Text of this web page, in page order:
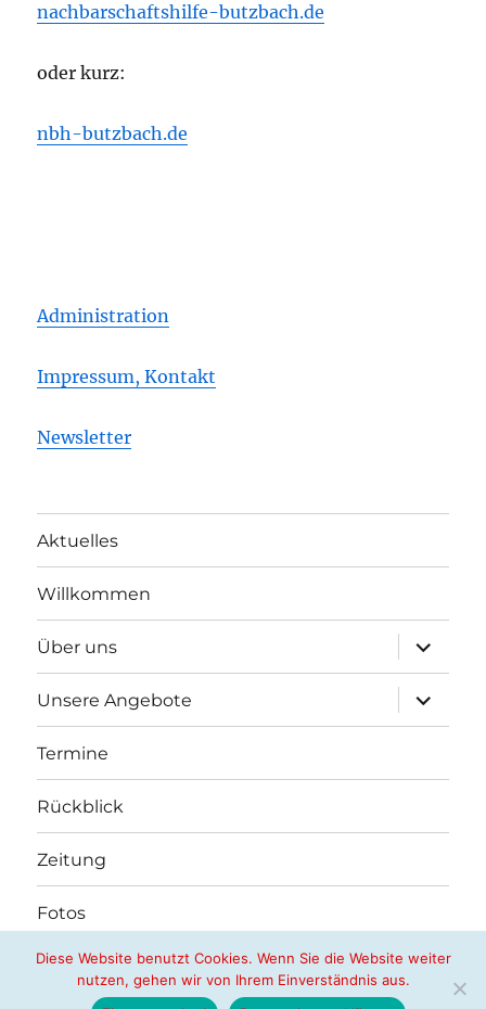
nachbarschaftshilfe-butzbach.de
oder kurz:
nbh-butzbach.de
Administration
Impressum, Kontakt
Newsletter
Aktuelles
Willkommen
Über uns
öffnen
Unsere Angebote
öffnen
Termine
Rückblick
Zeitung
Fotos
Nachbarschaftshilfe Butzbach e.V.
Datenschutzerklärung
Stolz präsentiert von WordPress
Diese Website benutzt Cookies. Wenn Sie die Website weiter
nutzen, gehen wir von Ihrem Einverständnis aus.